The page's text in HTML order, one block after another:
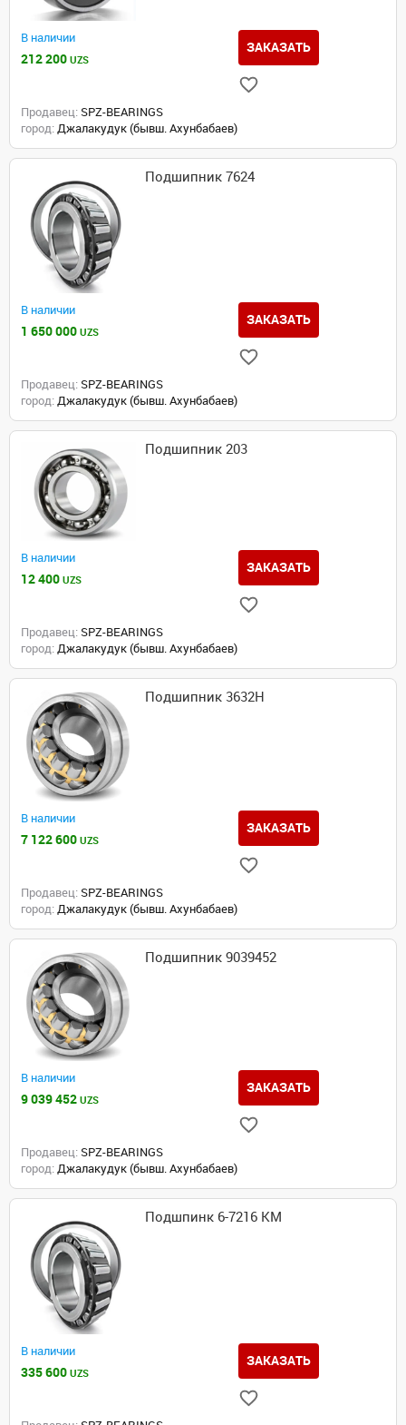
В наличии
212 200 UZS
ЗАКАЗАТЬ
Продавец: SPZ-BEARINGS
город: Джалакудук (бывш. Ахунбабаев)
Подшипник 7624
В наличии
1 650 000 UZS
ЗАКАЗАТЬ
Продавец: SPZ-BEARINGS
город: Джалакудук (бывш. Ахунбабаев)
Подшипник 203
В наличии
12 400 UZS
ЗАКАЗАТЬ
Продавец: SPZ-BEARINGS
город: Джалакудук (бывш. Ахунбабаев)
Подшипник 3632H
В наличии
7 122 600 UZS
ЗАКАЗАТЬ
Продавец: SPZ-BEARINGS
город: Джалакудук (бывш. Ахунбабаев)
Подшипник 9039452
В наличии
9 039 452 UZS
ЗАКАЗАТЬ
Продавец: SPZ-BEARINGS
город: Джалакудук (бывш. Ахунбабаев)
Подшпинк 6-7216 КМ
В наличии
335 600 UZS
ЗАКАЗАТЬ